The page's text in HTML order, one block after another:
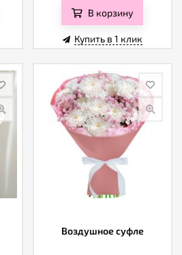
В корзину
Купить в 1 клик
Воздушное суфле